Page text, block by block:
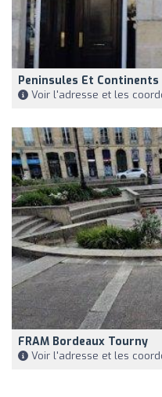
Peninsules Et Continents
Voir l'adresse et les
FRAM Bordeaux Tourny
Voir l'adresse et les